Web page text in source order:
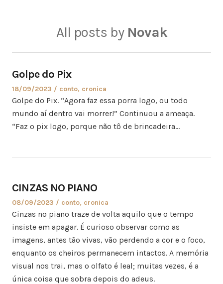
All posts by Novak
Golpe do Pix
18/09/2023 conto, cronica
Golpe do Pix. “Agora faz essa porra logo, ou todo
mundo aí dentro vai morrer!” Continuou a ameaça.
“Faz o pix logo, porque não tô de brincadeira…
CINZAS NO PIANO
08/09/2023 conto, cronica
Cinzas no piano traze de volta aquilo que o tempo
insiste em apagar. É curioso observar como as
imagens, antes tão vivas, vão perdendo a cor e o foco,
enquanto os cheiros permanecem intactos. A memória
visual nos trai, mas o olfato é leal; muitas vezes, é a
única coisa que sobra depois do adeus.